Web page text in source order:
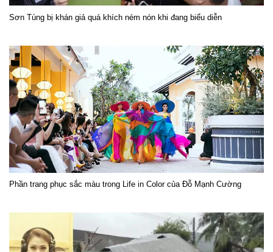
Sơn Tùng bị khán giả quá khích ném nón khi đang biểu diễn
Phần trang phục sắc màu trong Life in Color của Đỗ Mạnh Cường